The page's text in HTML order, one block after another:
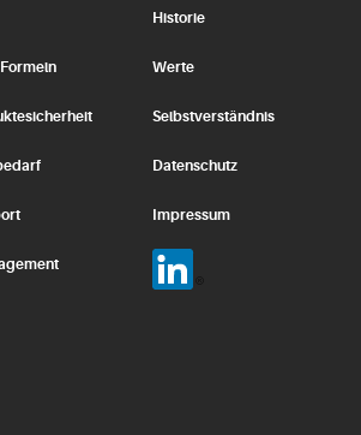
Historie
Werte
Selbstverständnis
Datenschutz
Impressum